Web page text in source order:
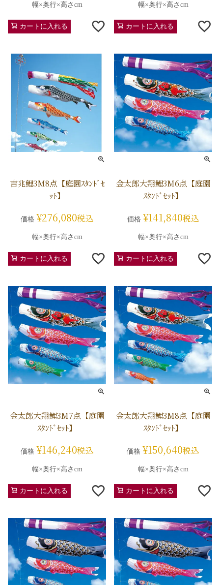
幅×奥行×高さcm
カートに入れる
幅×奥行×高さcm
カートに入れる
吉兆鯉3M8点【庭園ｽﾀﾝﾄﾞｾ
ｯﾄ】
価格 ¥276,080税込
幅×奥行×高さcm
カートに入れる
金太郎大翔鯉3M6点【庭園
ｽﾀﾝﾄﾞｾｯﾄ】
価格 ¥141,840税込
幅×奥行×高さcm
カートに入れる
金太郎大翔鯉3M7点【庭園
ｽﾀﾝﾄﾞｾｯﾄ】
価格 ¥146,240税込
幅×奥行×高さcm
カートに入れる
金太郎大翔鯉3M8点【庭園
ｽﾀﾝﾄﾞｾｯﾄ】
価格 ¥150,640税込
幅×奥行×高さcm
カートに入れる